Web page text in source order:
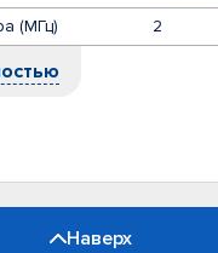
(МГц)
2
Наверх